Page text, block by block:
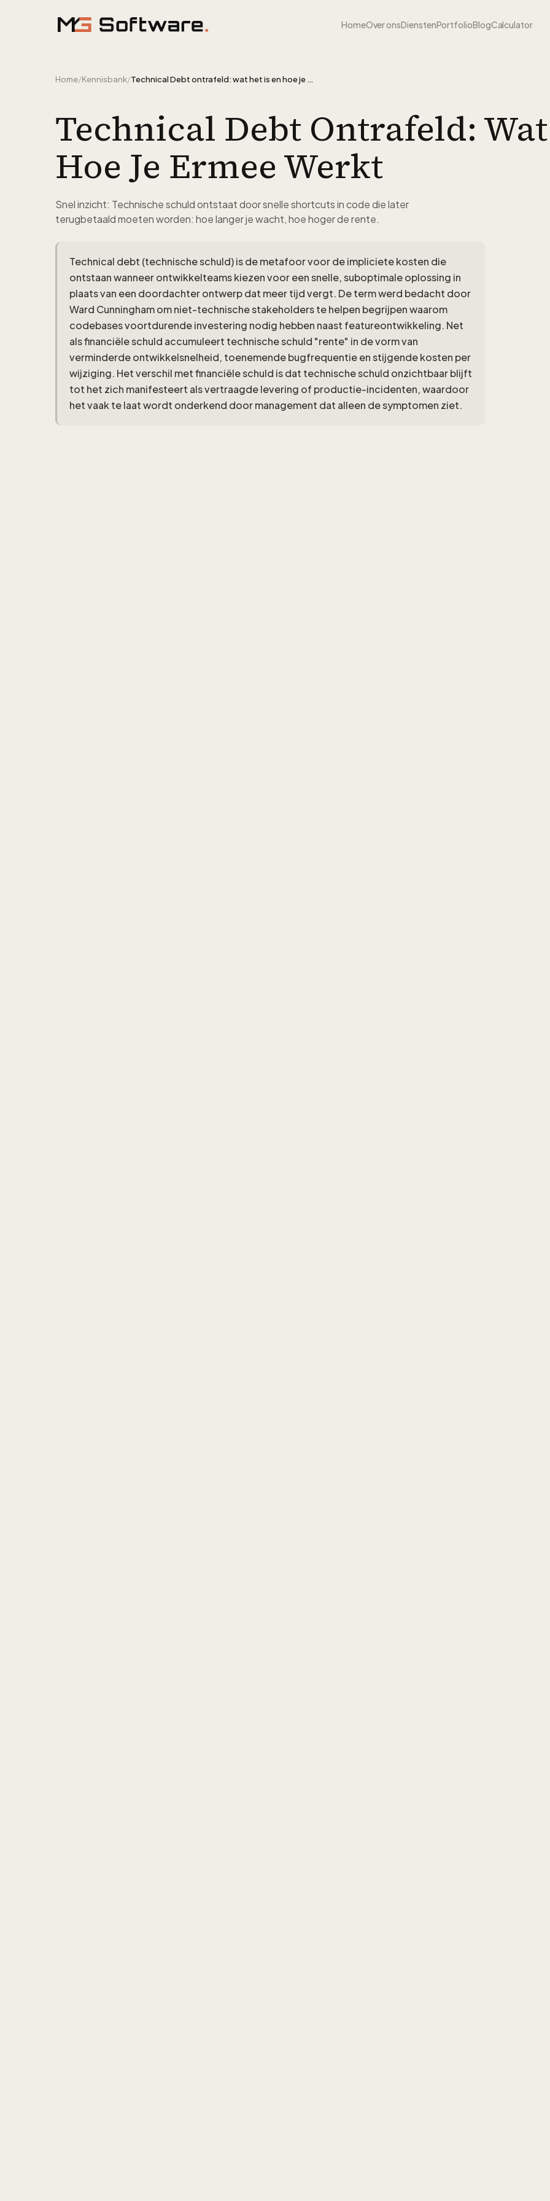
HomeOver onsDienstenPortfolioBlogCalculator
Home/Kennisbank/ Technical Debt ontrafeld: wat het is en hoe je ermee werkt
Technical Debt Ontrafeld:
Hoe Je Ermee Werkt
Snel inzicht: Technische schuld ontstaat door snelle shortcuts in code die later
terugbetaald moeten worden: hoe langer je wacht, hoe hoger de rente.
Technical debt (technische schuld) is de metafoor voor de impliciete kosten die
ontstaan wanneer ontwikkelteams kiezen voor een snelle, suboptimale oplossing in
plaats van een doordachter ontwerp dat meer tijd vergt. De term werd bedacht door
Ward Cunningham om niet-technische stakeholders te helpen begrijpen waarom
codebases voortdurende investering nodig hebben naast featureontwikkeling. Net
als financiële schuld accumuleert technische schuld "rente" in de vorm van
verminderde ontwikkelsnelheid, toenemende bugfrequentie en stijgende kosten per
wijziging. Het verschil met financiële schuld is dat technische schuld onzichtbaar blijft
tot het zich manifesteert als vertraagde levering of productie-incidenten, waardoor
het vaak te laat wordt onderkend door management dat alleen de symptomen ziet.